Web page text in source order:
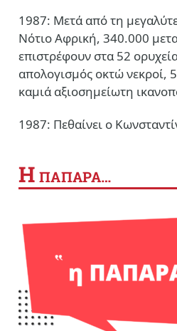
1987: Μετά από τη
Νότιο Αφρική, 340.000
επιστρέφουν στα 52
απολογισμός οκτώ νεκροί,
καμιά αξιοσημείωτη
1987: Πεθαίνει ο
Η ΠΑΠΑΡΑ…